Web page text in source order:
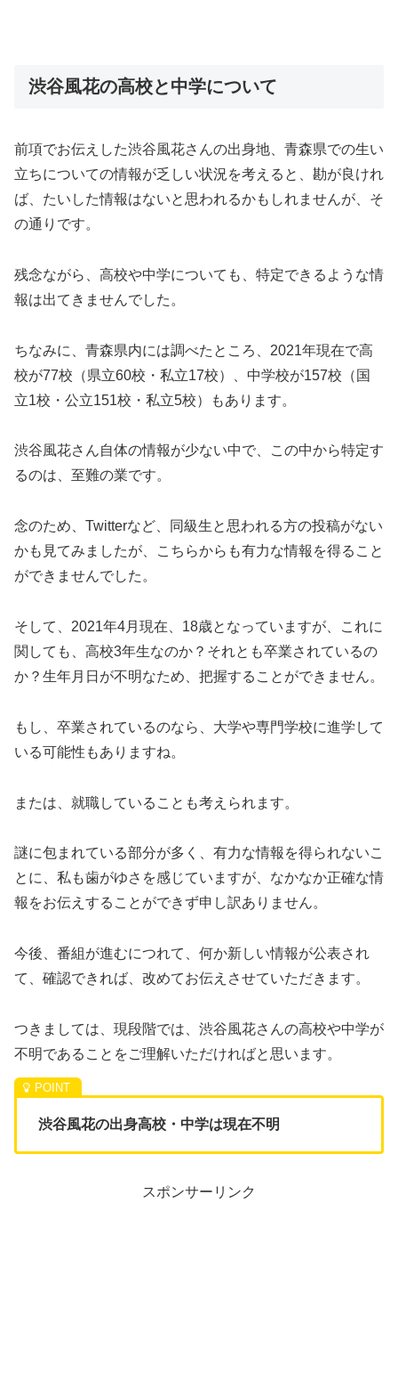
渋谷風花の高校と中学について
前項でお伝えした渋谷風花さんの出身地、青森県での生い
立ちについての情報が乏しい状況を考えると、勘が良けれ
ば、たいした情報はないと思われるかもしれませんが、そ
の通りです。
残念ながら、高校や中学についても、特定できるような情
報は出てきませんでした。
ちなみに、青森県内には調べたところ、2021年現在で高
校が77校（県立60校・私立17校）、中学校が157校（国
立1校・公立151校・私立5校）もあります。
渋谷風花さん自体の情報が少ない中で、この中から特定す
るのは、至難の業です。
念のため、Twitterなど、同級生と思われる方の投稿がない
かも見てみましたが、こちらからも有力な情報を得ること
ができませんでした。
そして、2021年4月現在、18歳となっていますが、これに
関しても、高校3年生なのか？それとも卒業されているの
か？生年月日が不明なため、把握することができません。
もし、卒業されているのなら、大学や専門学校に進学して
いる可能性もありますね。
または、就職していることも考えられます。
謎に包まれている部分が多く、有力な情報を得られないこ
とに、私も歯がゆさを感じていますが、なかなか正確な情
報をお伝えすることができず申し訳ありません。
今後、番組が進むにつれて、何か新しい情報が公表され
て、確認できれば、改めてお伝えさせていただきます。
つきましては、現段階では、渋谷風花さんの高校や中学が
不明であることをご理解いただければと思います。
渋谷風花の出身高校・中学は現在不明
スポンサーリンク